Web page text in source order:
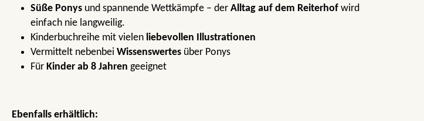
Süße Ponys und spannende Wettkämpfe – der Alltag auf dem Reiterhof wird
einfach nie langweilig.
Kinderbuchreihe mit vielen liebevollen Illustrationen
Vermittelt nebenbei Wissenswertes über Ponys
Für Kinder ab 8 Jahren geeignet
Ebenfalls erhältlich: